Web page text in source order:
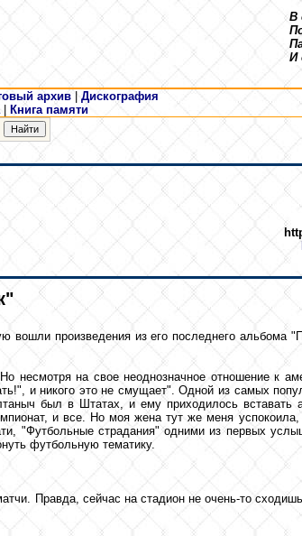
В
И
архив
Дискография
|
Книга памяти
произведения из его последнего альбома
на свое неоднозначное отношение к
и никого это не смущает". Одной из самых
был в Штатах, и ему приходилось вставать
и все. Но моя жена тут же меня успокоила,
"Футбольные страдания" одними из первых
футбольную тематику.
Правда, сейчас на стадион не очень-то